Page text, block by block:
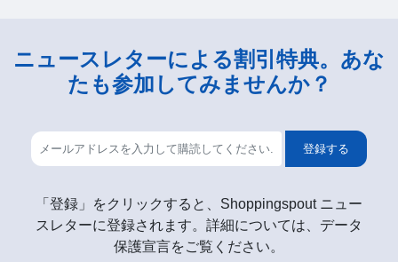
ニュースレターによる割引特典。あな
たも参加してみませんか？
登録する
「登録」をクリックすると、Shoppingspout ニュー
スレターに登録されます。詳細については、データ
保護宣言をご覧ください。